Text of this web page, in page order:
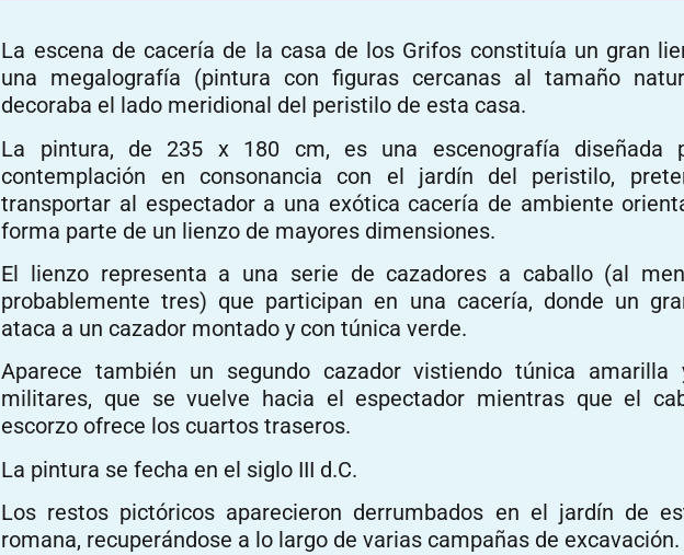
La escena de cacería de la casa de los Grifos constituía un gran
una megalografía (pintura con figuras cercanas al tamaño
decoraba el lado meridional del peristilo de esta casa.
La pintura, de 235 x 180 cm, es una escenografía diseñada
contemplación en consonancia con el jardín del peristilo,
transportar al espectador a una exótica cacería de ambiente
forma parte de un lienzo de mayores dimensiones.
El lienzo representa a una serie de cazadores a caballo (al
probablemente tres) que participan en una cacería, donde un
ataca a un cazador montado y con túnica verde.
Aparece también un segundo cazador vistiendo túnica amarilla
militares, que se vuelve hacia el espectador mientras que el
escorzo ofrece los cuartos traseros.
La pintura se fecha en el siglo III d.C.
Los restos pictóricos aparecieron derrumbados en el jardín de
romana, recuperándose a lo largo de varias campañas de excavación.